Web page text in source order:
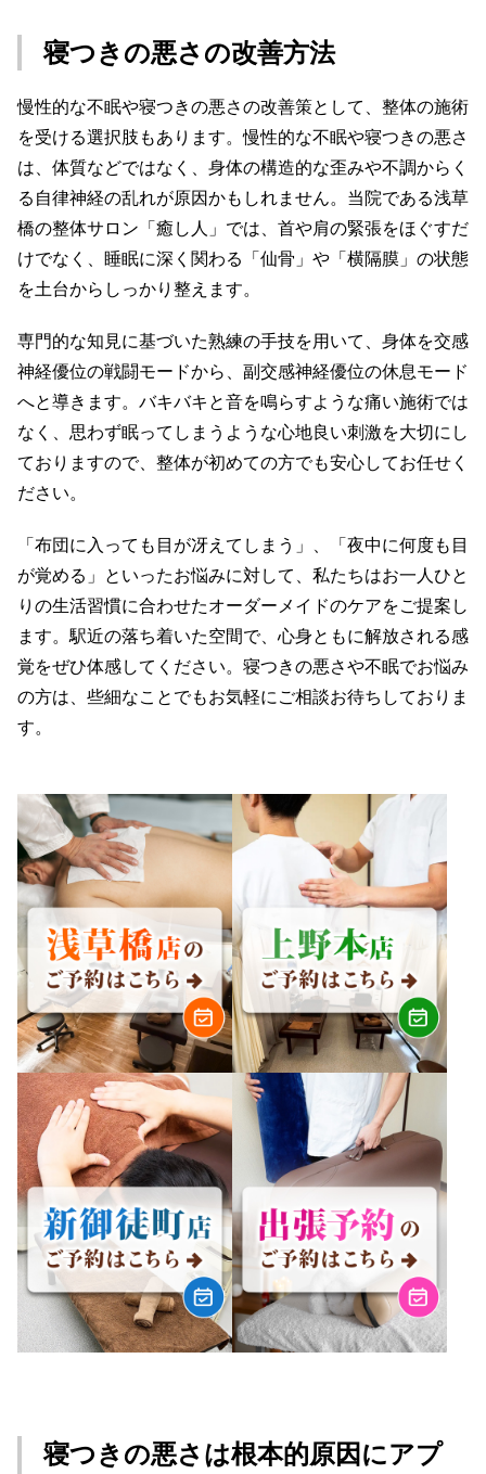
寝つきの悪さの改善方法
慢性的な不眠や寝つきの悪さの改善策として、整体の施術
を受ける選択肢もあります。慢性的な不眠や寝つきの悪さ
は、体質などではなく、身体の構造的な歪みや不調からく
る自律神経の乱れが原因かもしれません。当院である浅草
橋の整体サロン「癒し人」では、首や肩の緊張をほぐすだ
けでなく、睡眠に深く関わる「仙骨」や「横隔膜」の状態
を土台からしっかり整えます。
専門的な知見に基づいた熟練の手技を用いて、身体を交感
神経優位の戦闘モードから、副交感神経優位の休息モード
へと導きます。バキバキと音を鳴らすような痛い施術では
なく、思わず眠ってしまうような心地良い刺激を大切にし
ておりますので、整体が初めての方でも安心してお任せく
ださい。
「布団に入っても目が冴えてしまう」、「夜中に何度も目
が覚める」といったお悩みに対して、私たちはお一人ひと
りの生活習慣に合わせたオーダーメイドのケアをご提案し
ます。駅近の落ち着いた空間で、心身ともに解放される感
覚をぜひ体感してください。寝つきの悪さや不眠でお悩み
の方は、些細なことでもお気軽にご相談お待ちしておりま
す。
寝つきの悪さは根本的原因にアプ